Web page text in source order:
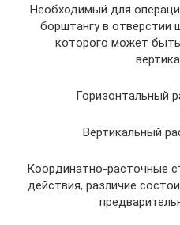
Необходимый для
борштангу в отверстии
которого может
Горизонтальный
Вертикальный
Координатно-расточные
действия, различие